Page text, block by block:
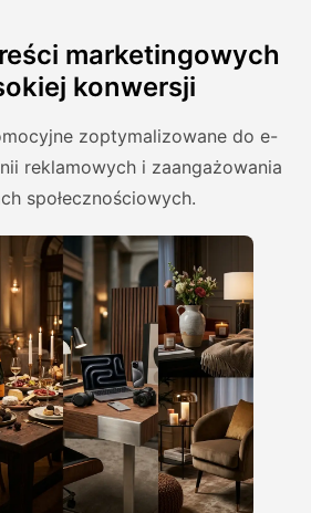
marketingowych
konwersji
zoptymalizowane do e-
reklamowych i zaangażowania
społecznościowych.